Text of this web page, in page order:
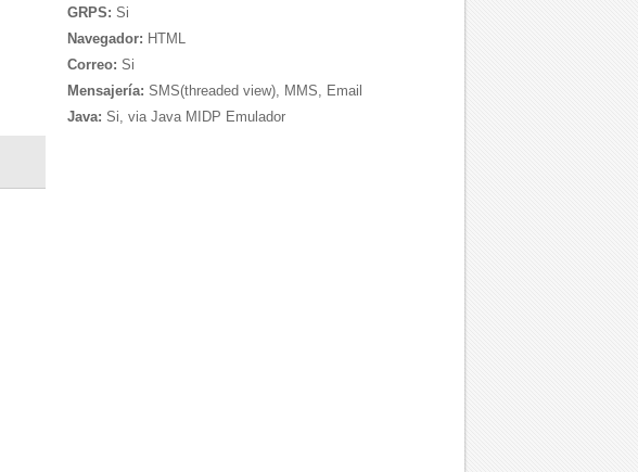
GRPS: Si
Navegador: HTML
Correo: Si
Mensajería: SMS(threaded view), MMS, Email
Java: Si, via Java MIDP Emulador